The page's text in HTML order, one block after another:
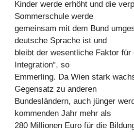
Kinder werde erhöht und die
Sommerschule werde
gemeinsam mit dem Bund
deutsche Sprache ist und
bleibt der wesentliche Faktor für
Integration“, so
Emmerling. Da Wien stark
Gegensatz zu anderen
Bundesländern, auch jünger
kommenden Jahr mehr als
280 Millionen Euro für die